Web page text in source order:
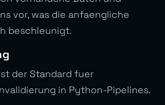
vor, was die anfaengliche
beschleunigt.
der Standard fuer
in Python-Pipelines.